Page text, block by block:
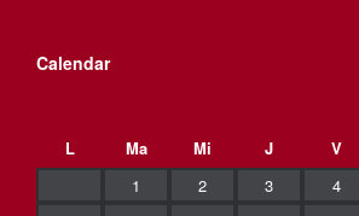
Calendar
L
Ma Mi J V
1
2 3 4